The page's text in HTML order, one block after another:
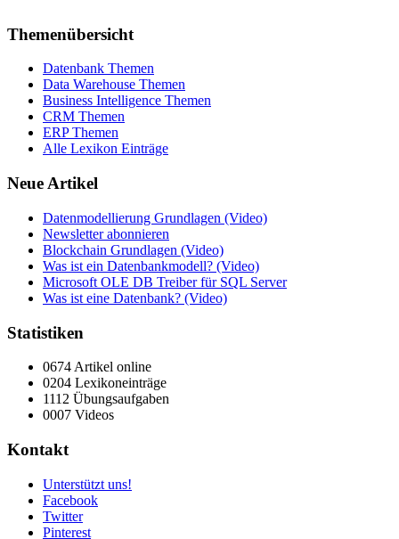
Themenübersicht
Datenbank Themen
Data Warehouse Themen
Business Intelligence Themen
CRM Themen
ERP Themen
Alle Lexikon Einträge
Neue Artikel
Datenmodellierung Grundlagen (Video)
Newsletter abonnieren
Blockchain Grundlagen (Video)
Was ist ein Datenbankmodell? (Video)
Microsoft OLE DB Treiber für SQL Server
Was ist eine Datenbank? (Video)
Statistiken
0674 Artikel online
0204 Lexikoneinträge
1112 Übungsaufgaben
0007 Videos
Kontakt
Unterstützt uns!
Facebook
Twitter
Pinterest